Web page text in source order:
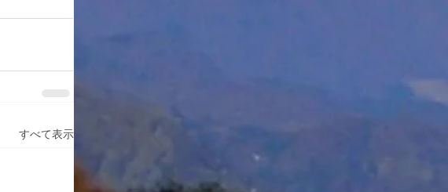
すべて表示